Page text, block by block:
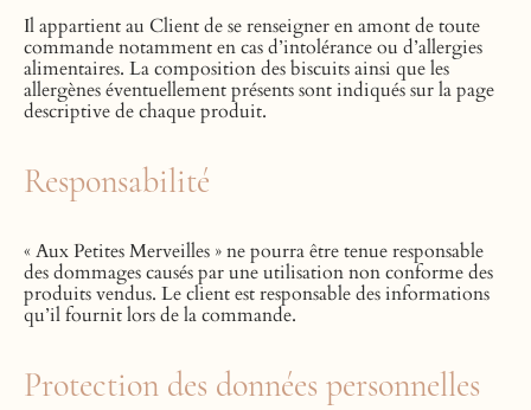
Il appartient au Client de se renseigner en amont de toute
commande notamment en cas d’intolérance ou d’allergies
alimentaires. La composition des biscuits ainsi que les
allergènes éventuellement présents sont indiqués sur la page
descriptive de chaque produit.
Responsabilité
« Aux Petites Merveilles » ne pourra être tenue responsable
des dommages causés par une utilisation non conforme des
produits vendus. Le client est responsable des informations
qu’il fournit lors de la commande.
Protection des données personnelles